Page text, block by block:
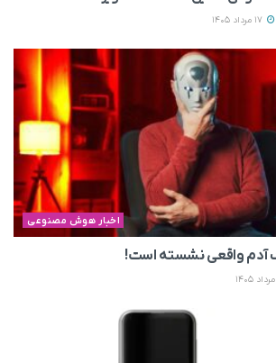
اخبار هوش مصنوعی
آدم واقعی نشسته است!